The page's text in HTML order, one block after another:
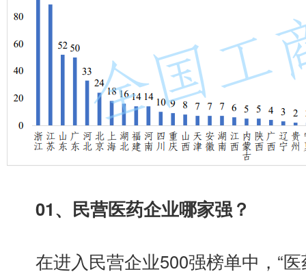
01、 民营医药企业哪家强？
在进入民营企业500强榜单中，“医